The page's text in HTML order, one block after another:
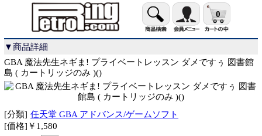
0
▼商品詳細
GBA 魔法先生ネギま! プライベートレッスン ダメですぅ 図書館
島 ( カートリッジのみ )()
[分類] 任天堂 GBA アドバンス/ゲームソフト
[価格]￥1,580